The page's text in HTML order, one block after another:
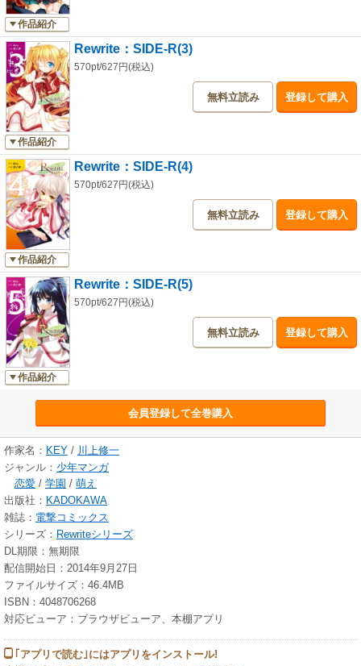
作品紹介
作品紹介
Rewrite：SIDE-R(3)
570pt/627円(税込)
無料立読み 登録して購入
作品紹介
Rewrite：SIDE-R(4)
570pt/627円(税込)
無料立読み 登録して購入
作品紹介
Rewrite：SIDE-R(5)
570pt/627円(税込)
無料立読み 登録して購入
会員登録して全巻購入
作家名： KEY / 川上修一
ジャンル： 少年マンガ
恋愛 / 学園 / 萌え
出版社： KADOKAWA
雑誌： 電撃コミックス
シリーズ： Rewriteシリーズ
DL期限：無期限
配信開始日：2014年9月27日
ファイルサイズ：46.4MB
ISBN：4048706268
対応ビューア：ブラウザビューア、本棚アプリ
｢アプリで読む｣にはアプリをインストール!